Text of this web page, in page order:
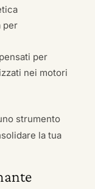
per
per
nei motori
strumento
la tua